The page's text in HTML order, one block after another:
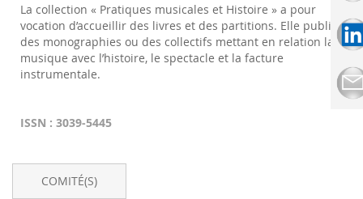
La collection « Pratiques musicales et Histoire » a pour
vocation d’accueillir des livres et des partitions. Elle publie
des monographies ou des collectifs mettant en relation la
musique avec l’histoire, le spectacle et la facture
instrumentale.
ISSN : 3039-5445
COMITÉ(S)